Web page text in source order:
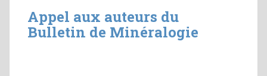
Appel aux auteurs du
Bulletin de Minéralogie